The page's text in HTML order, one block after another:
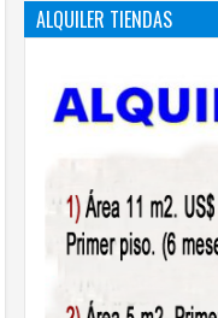
ALQUILER TIENDAS